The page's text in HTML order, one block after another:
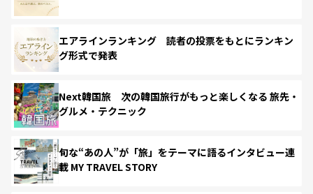
エアラインランキング 読者の投票をもとにランキン
グ形式で発表
Next韓国旅 次の韓国旅行がもっと楽しくなる 旅先・
グルメ・テクニック
旬な“あの人”が「旅」をテーマに語るインタビュー連
載 MY TRAVEL STORY